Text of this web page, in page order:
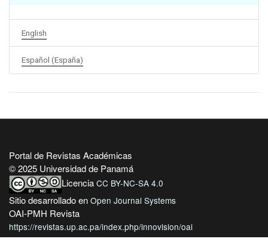
English
Español (España)
Portal de Revistas Académicas
© 2025 Universidad de Panamá
Licencia CC BY-NC-SA 4.0
Sitio desarrollado en Open Journal Systems
OAI-PMH Revista
https://revistas.up.ac.pa/index.php/innovision/oai